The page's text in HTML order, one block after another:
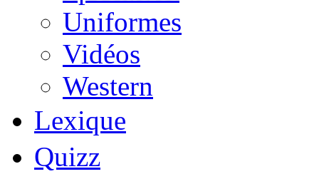
Uniformes
Vidéos
Western
Lexique
Quizz